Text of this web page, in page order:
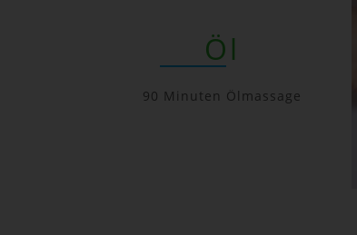
Öl
90 Minuten Ölmassage